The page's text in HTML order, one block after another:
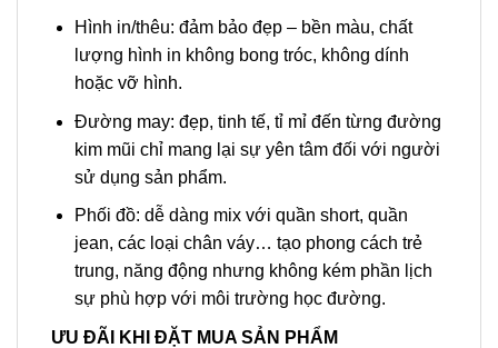
Hình in/thêu: đảm bảo đẹp – bền màu, chất
lượng hình in không bong tróc, không dính
hoặc vỡ hình.
Đường may: đẹp, tinh tế, tỉ mỉ đến từng đường
kim mũi chỉ mang lại sự yên tâm đối với người
sử dụng sản phẩm.
Phối đồ: dễ dàng mix với quần short, quần
jean, các loại chân váy… tạo phong cách trẻ
trung, năng động nhưng không kém phần lịch
sự phù hợp với môi trường học đường.
ƯU ĐÃI KHI ĐẶT MUA SẢN PHẨM